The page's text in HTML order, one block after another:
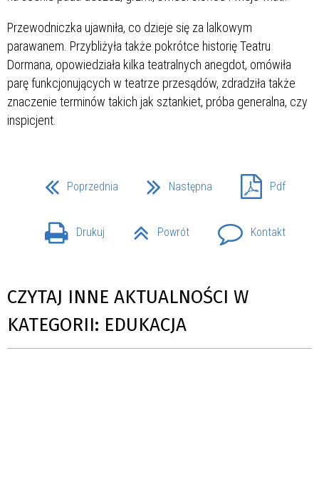
Przewodniczka ujawniła, co dzieje się za lalkowym
parawanem. Przybliżyła także pokrótce historię Teatru
Dormana, opowiedziała kilka teatralnych anegdot, omówiła
parę funkcjonujących w teatrze przesądów, zdradziła także
znaczenie terminów takich jak sztankiet, próba generalna, czy
inspicjent.
Poprzednia Następna Pdf
Drukuj Powrót Kontakt
CZYTAJ INNE AKTUALNOŚCI W
KATEGORII: EDUKACJA